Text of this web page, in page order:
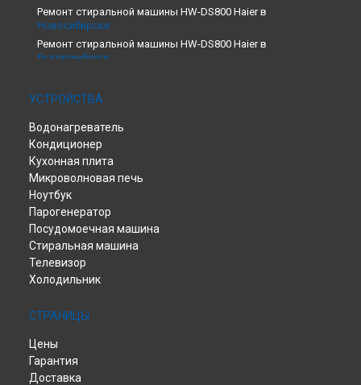
Ремонт стиральной машины HW-DS800 Haier в
Новосибирске
Ремонт стиральной машины HW-DS800 Haier в
Екатеринбурге
Ремонт стиральной машины HW-DS800 Haier в
Петербурге
УСТРОЙСТВА
Водонагреватель
Кондиционер
Кухонная плита
Микроволновая печь
Ноутбук
Парогенератор
Посудомоечная машина
Стиральная машина
Телевизор
Холодильник
СТРАНИЦЫ
Цены
Гарантия
Доставка